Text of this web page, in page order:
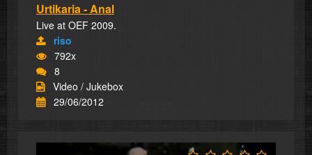
Urtikaria - Anal
Live at OEF 2009.
riso
792x
8
Video / Jukebox
29/06/2012